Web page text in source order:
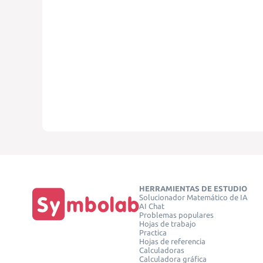
HERRAMIENTAS DE ESTUDIO
Solucionador Matemático de IA
AI Chat
Problemas populares
Hojas de trabajo
Practica
Hojas de referencia
Calculadoras
Calculadora gráfica